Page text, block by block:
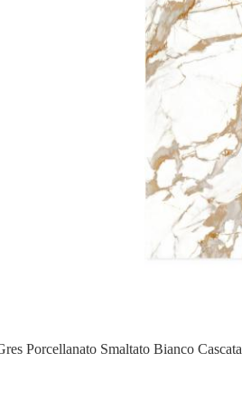
Porcellanato Smaltato Bianco Cascata